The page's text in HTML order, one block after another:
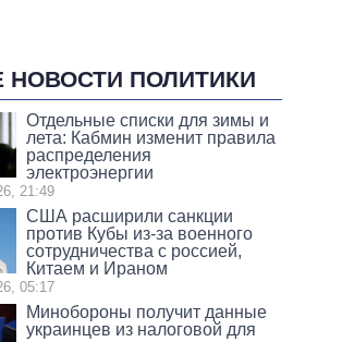
НОВОСТИ ПОЛИТИКИ
Отдельные списки для зимы и
лета: Кабмин изменит правила
распределения
электроэнергии
21:49
США расширили санкции
против Кубы из-за военного
сотрудничества с россией,
Китаем и Ираном
05:17
Минобороны получит данные
украинцев из налоговой для